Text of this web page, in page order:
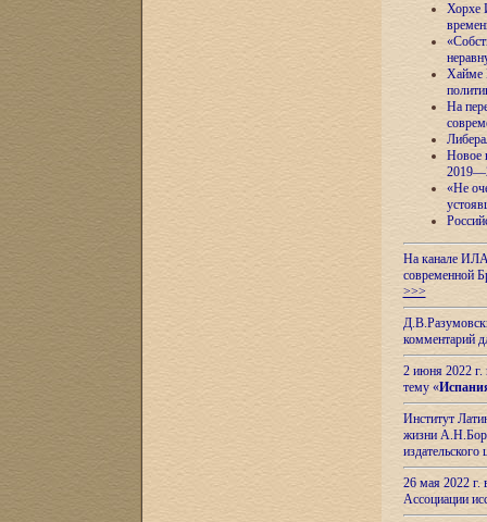
Хорхе
Хайме
На
Новое
«Не
На канале ИЛА
современной
>>>
комментарий
2 июня 2022 г.
тему «
Институт
жизни
26 мая 2022
Ассоциации